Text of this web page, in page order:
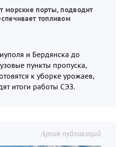
морские порты, подводит
топливом
и Бердянска до
пункты пропуска,
к уборке урожаев,
итоги работы СЭЗ.
Архив публикаций